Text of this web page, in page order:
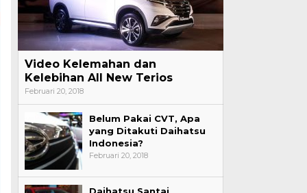
Video Kelemahan dan
Kelebihan All New Terios
Februari 20, 2018
Belum Pakai CVT, Apa
yang Ditakuti Daihatsu
Indonesia?
Februari 20, 2018